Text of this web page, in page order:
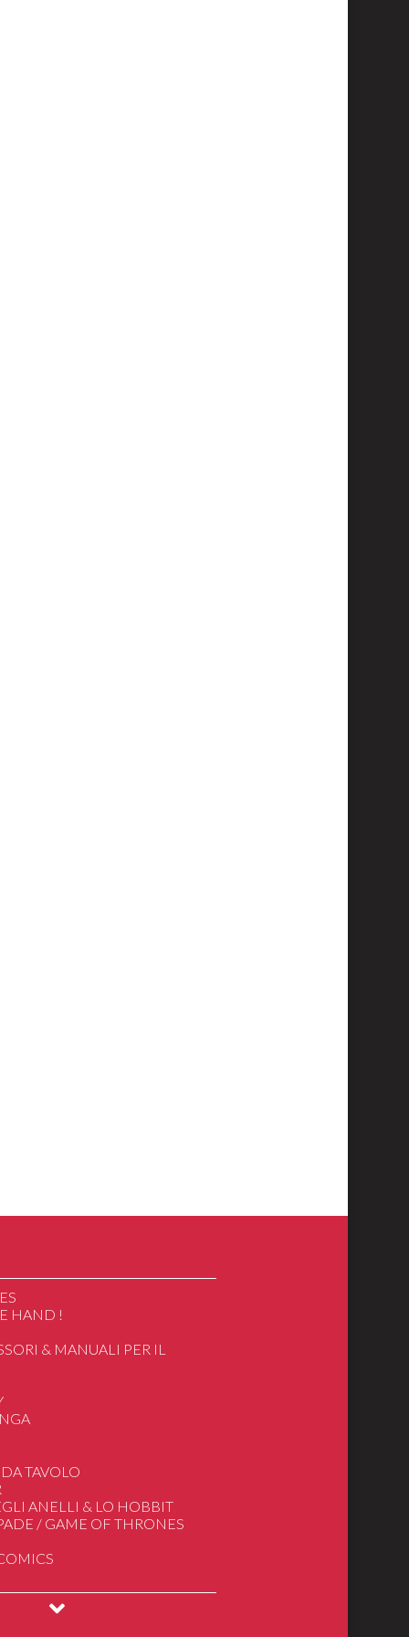
HAND !
& MANUALI PER IL
Cartoon
degli Anelli
TAVOLO
ANELLI & LO HOBBIT
/ GAME OF THRONES